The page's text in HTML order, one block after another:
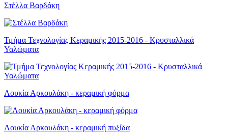
Στέλλα Βαρδάκη
Τμήμα Τεχνολογίας Κεραμικής 2015-2016 - Κρυσταλλικά
Υαλώματα
Λουκία Αρκουλάκη - κεραμική φόρμα
Λουκία Αρκουλάκη - κεραμική πυξίδα